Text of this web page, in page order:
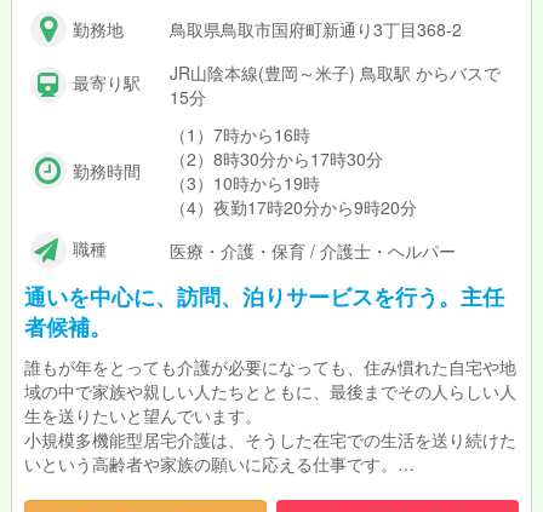
勤務地
鳥取県鳥取市国府町新通り3丁目368-2
最寄り駅
JR山陰本線(豊岡～米子) 鳥取駅 からバスで
15分
勤務時間
（1）7時から16時
（2）8時30分から17時30分
（3）10時から19時
（4）夜勤17時20分から9時20分
職種
医療・介護・保育 / 介護士・ヘルパー
通いを中心に、訪問、泊りサービスを行う。主任
者候補。
誰もが年をとっても介護が必要になっても、住み慣れた自宅や地
域の中で家族や親しい人たちとともに、最後までその人らしい人
生を送りたいと望んでいます。
小規模多機能型居宅介護は、そうした在宅での生活を送り続けた
いという高齢者や家族の願いに応える仕事です。